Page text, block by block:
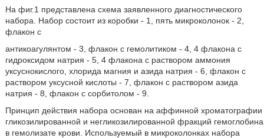
На фиг.1 представлена схема заявленного диагностического
набора. Набор состоит из коробки - 1, пять микроколонок - 2,
флакон с
антикоагулянтом - 3, флакон с гемолитиком - 4, 4 флакона с
гидроксидом натрия - 5, 4 флакона с раствором аммония
уксуснокислого, хлорида магния и азида натрия - 6, флакон с
раствором уксусной кислоты - 7, флакон с раствором азида
натрия - 8, флакон с сорбитолом - 9.
Принцип действия набора основан на аффинной хроматографии
гликозилированной и негликозилированной фракций гемоглобина
в гемолизате крови. Используемый в микроколонках набора